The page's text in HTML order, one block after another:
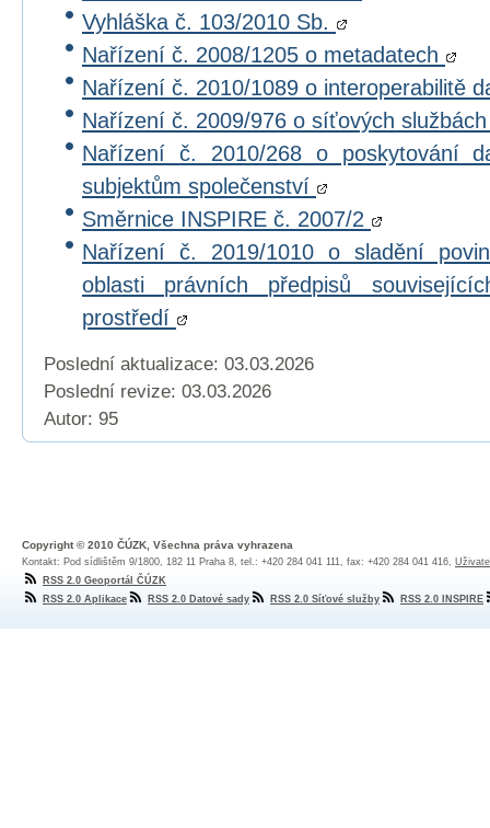
Vyhláška č. 103/2010 Sb.
Nařízení č. 2008/1205 o metadatech
Nařízení č. 2010/1089 o interoperabilitě
Nařízení č. 2009/976 o síťových
Nařízení č. 2010/268 o poskytování
subjektům společenství
Směrnice INSPIRE č. 2007/2
Nařízení č. 2019/1010 o sladění
oblasti právních předpisů
prostředí
Poslední aktualizace: 03.03.2026
Poslední revize: 03.03.2026
Autor: 95
Copyright © 2010 ČÚZK, Všechna práva vyhrazena
Kontakt: Pod sídlištěm 9/1800, 182 11 Praha 8, tel.: +420 284 041 111, fax: +420 284 041 416,
RSS 2.0 Geoportál ČÚZK
RSS 2.0 Aplikace
RSS 2.0 Datové sady RSS 2.0 Síťové služby RSS 2.0 INSPIRE